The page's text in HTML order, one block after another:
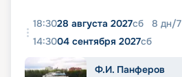
18:3028 августа 2027сб 8 дн/7
14:3004 сентября 2027сб
Ф.И. Панферов